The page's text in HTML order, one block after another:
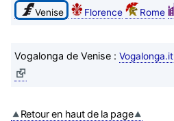
Venise
Florence Rome
Vogalonga de Venise : Vogalonga.it
Retour en haut de la page